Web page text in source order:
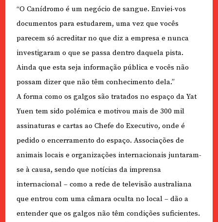
“O Canídromo é um negócio de sangue. Enviei-vos
documentos para estudarem, uma vez que vocês
parecem só acreditar no que diz a empresa e nunca
investigaram o que se passa dentro daquela pista.
Ainda que esta seja informação pública e vocês não
possam dizer que não têm conhecimento dela.”
A forma como os galgos são tratados no espaço da Yat
Yuen tem sido polémica e motivou mais de 300 mil
assinaturas e cartas ao Chefe do Executivo, onde é
pedido o encerramento do espaço. Associações de
animais locais e organizações internacionais juntaram-
se à causa, sendo que notícias da imprensa
internacional – como a rede de televisão australiana
que entrou com uma câmara oculta no local – dão a
entender que os galgos não têm condições suficientes.